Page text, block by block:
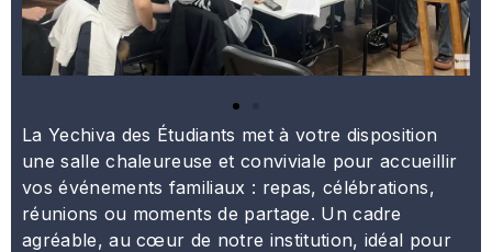
La Yechiva des Étudiants met à votre disposition
une salle chaleureuse et conviviale pour accueillir
vos événements familiaux : repas, célébrations,
réunions ou moments de partage. Un cadre
agréable, au cœur de notre institution, idéal pour